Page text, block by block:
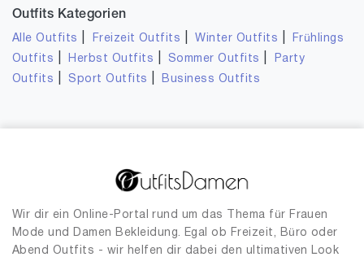
Outfits Kategorien
Alle Outfits Freizeit Outfits |Winter Outfits
Frühlings
Outfits
Herbst Outfits Sommer Outfits
Party
Outfits
Sport Outfits Business Outfits
Wir dir ein Online-Portal rund um das Thema für Frauen
Mode und Damen Bekleidung. Egal ob Freizeit, Büro oder
Abend Outfits - wir helfen dir dabei den ultimativen Look